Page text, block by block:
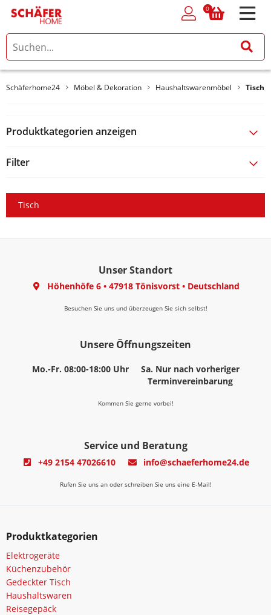
0
0
Schäferhome24 Möbel & Dekoration Haushaltswarenmöbel Tisch
Produktkategorien anzeigen
Filter
Tisch
Unser Standort
Höhenhöfe 6• 47918 Tönisvorst• Deutschland
Besuchen Sie uns und überzeugen Sie sich selbst!
Unsere Öffnungszeiten
Mo.-Fr. 08:00-18:00 Uhr
Sa. Nur nach vorheriger
Terminvereinbarung
Kommen Sie gerne vorbei!
Service und Beratung
+49 2154 47026610 info@schaeferhome24.de
Rufen Sie uns an oder schreiben Sie uns eine E-Mail!
Produktkategorien
Elektrogeräte
Küchenzubehör
Gedeckter Tisch
Haushaltswaren
Reisegepäck